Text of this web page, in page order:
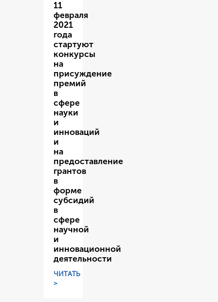
11
февраля
2021
года
стартуют
конкурсы
на
присуждение
премий
в
сфере
науки
и
инноваций
и
на
предоставление
грантов
в
форме
субсидий
в
сфере
научной
и
инновационной
деятельности
ЧИТАТЬ
>